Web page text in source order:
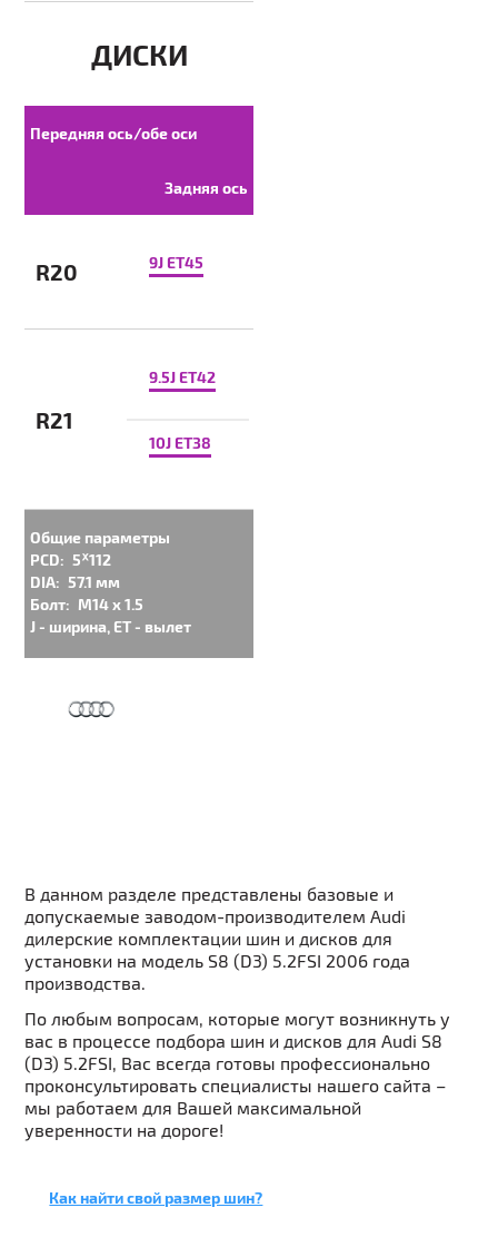
ДИСКИ
Передняя ось/обе оси
Задняя ось
R20 9J ET45
R21
9.5J ET42
10J ET38
Общие параметры
PCD: 5ᕁ112
DIA: 57.1 мм
Болт: M14 x 1.5
J - ширина, ET - вылет
В данном разделе представлены базовые и
допускаемые заводом-производителем Audi
дилерские комплектации шин и дисков для
установки на модель S8 (D3) 5.2FSI 2006 года
производства.
По любым вопросам, которые могут возникнуть у
вас в процессе подбора шин и дисков для Audi S8
(D3) 5.2FSI, Вас всегда готовы профессионально
проконсультировать специалисты нашего сайта –
мы работаем для Вашей максимальной
уверенности на дороге!
Как найти свой размер шин?